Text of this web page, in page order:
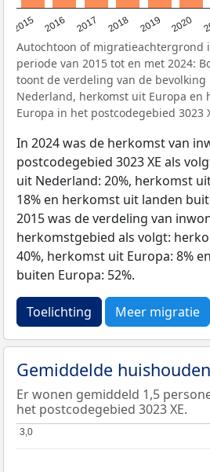
2015 2016 2017 2018 2019 2020
Autochtoon of migratieachtergrond
periode van 2015 tot en met 2024:
toont de verdeling van de
Nederland, herkomst uit Europa en
Europa in het postcodegebied 3023
In 2024 was de herkomst van
postcodegebied 3023 XE als
uit Nederland: 20%, herkomst
18% en herkomst uit landen
2015 was de verdeling van
herkomstgebied als volgt:
40%, herkomst uit Europa: 8%
buiten Europa: 52%.
Toelichting Meer migratie
Gemiddelde
Er wonen gemiddeld 1,5
het postcodegebied 3023 XE.
3,0
3,0